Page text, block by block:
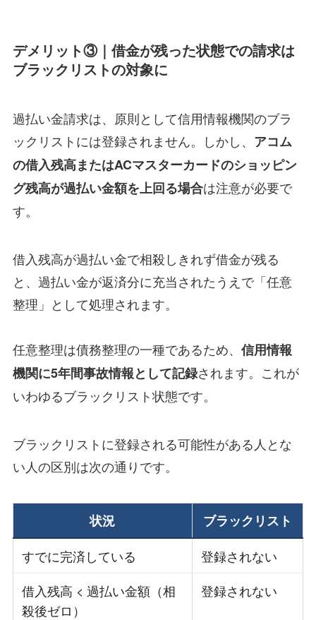
デメリット③｜借金が残った状態での請求は
ブラックリストの対象に
過払い金請求は、原則として信用情報機関のブラ
ックリストには登録されません。しかし、 アコム
の借入残高またはACマスターカードのショッピン
グ残高が過払い金額を上回る場合は注意が必要で
す。
借入残高が過払い金で相殺しきれず借金が残る
と、過払い金が返済分に充当されたうえで「任意
整理」として処理されます。
任意整理は債務整理の一種であるため、 信用情報
機関に5年間事故情報として記録されます。これが
いわゆるブラックリスト状態です。
ブラックリストに登録される可能性がある人とな
い人の区別は次の通りです。
状況
ブラックリスト
すでに完済している
登録されない
借入残高 < 過払い金額（相
殺後ゼロ）
登録されない